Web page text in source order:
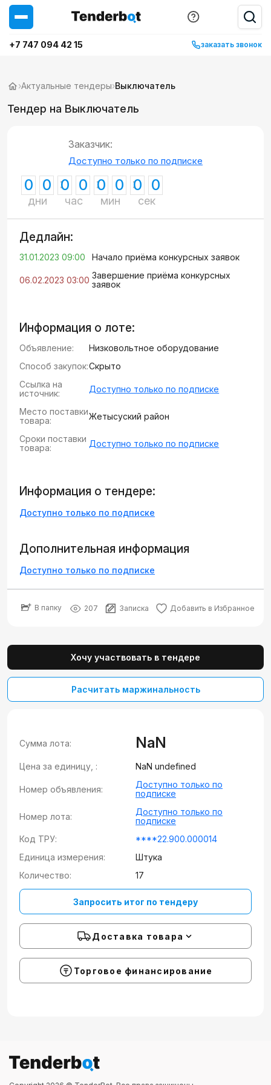
+7 747 094 42 15 заказать звонок
›Актуальные тендеры›Выключатель
Тендер на Выключатель
Заказчик:
Доступно только по подписке
0 0
дни
0 0
час
0 0
мин
0 0
сек
Дедлайн:
31.01.2023 09:00 Начало приёма конкурсных заявок
06.02.2023 03:00 Завершение приёма конкурсных
заявок
Информация о лоте:
Объявление:
Низковольтное оборудование
Способ закупок:Скрыто
Ссылка на
источник:
Доступно только по подписке
Место поставки
товара:
Жетысуский район
Сроки поставки
товара:
Доступно только по подписке
Информация о тендере:
Доступно только по подписке
Дополнительная информация
Доступно только по подписке
В папку 207 Записка Добавить в Избранное
Хочу участвовать в тендере
Расчитать маржинальность
Сумма лота: NaN
Цена за единицу, : NaN undefined
Номер объявления:
Доступно только по
подписке
Номер лота:
Доступно только по
подписке
Код ТРУ:
****22.900.000014
Единица измерения:
Штука
Количество:
17
Запросить итог по тендеру
Доставка товара
Торговое финансирование